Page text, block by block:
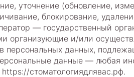
уточнение (обновление,
блокирование,
— государственный
организующие и/или
персональных данных,
данные — любая
https://стоматологиядлявас.рф.